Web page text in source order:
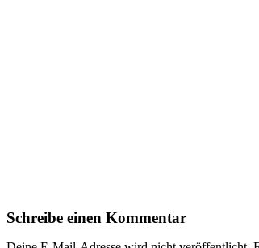
Schreibe einen Kommentar